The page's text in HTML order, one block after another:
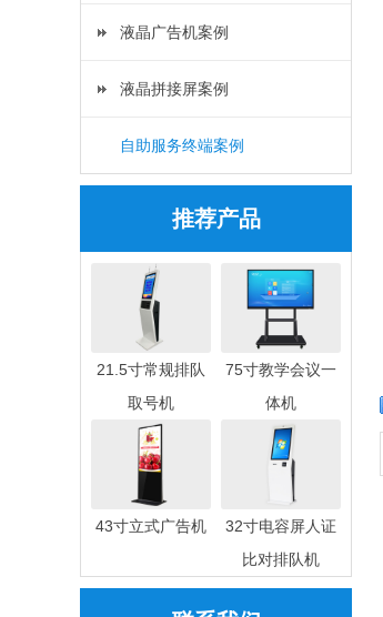
液晶广告机案例
液晶拼接屏案例
自助服务终端案例
推荐产品
21.5寸常规排队
取号机
75寸教学会议一
体机
43寸立式广告机
32寸电容屏人证
比对排队机